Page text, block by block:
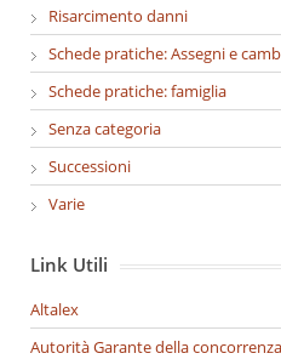
Risarcimento danni
Schede pratiche: Assegni e
Schede pratiche: famiglia
Senza categoria
Successioni
Varie
Link Utili
Altalex
Autorità Garante della